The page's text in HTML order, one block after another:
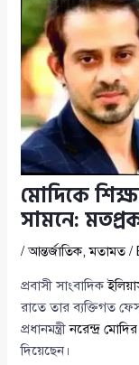
মোদিকে
সামনে:
/আন্তর্জাতিক,মতামত/
প্রবাসী সাংবাদিক
রাতে তার ব্যক্তিগত
প্রধানমন্ত্রীনরেন্দ্র মোদির
দিয়েছেন।